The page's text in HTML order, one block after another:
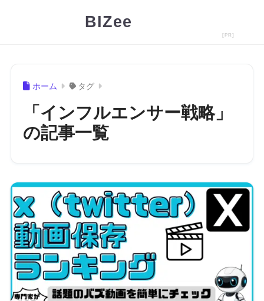
BIZee
ホーム タグ
「インフルエンサー戦略」
の記事一覧